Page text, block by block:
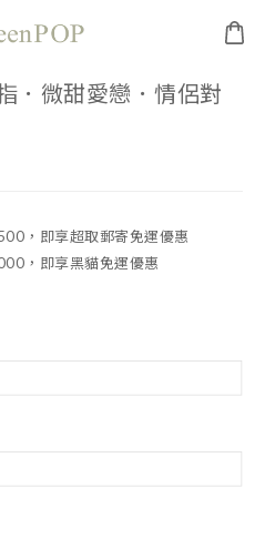
．微甜愛戀．情侶對
，即享超取郵寄免運優惠
，即享黑貓免運優惠